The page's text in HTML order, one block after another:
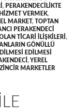
, PERAKENDECILIKTE
VERMEK,
MARKET, TOPTAN
PERAKENDECI
TICARI ILIŞKILERI ,
GÖNÜLLÜ
EDILMESI
,YEREL
MARKETLER